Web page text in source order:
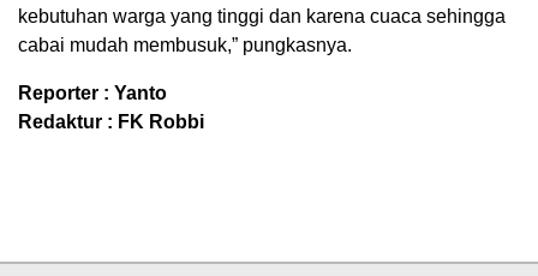
kebutuhan warga yang tinggi dan karena cuaca sehingga
cabai mudah membusuk,” pungkasnya.
Reporter : Yanto
Redaktur : FK Robbi